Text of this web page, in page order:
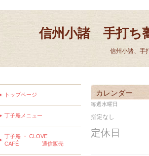
信州小諸 手打ち
信州小諸、手
カレンダー
毎週水曜日
指定なし
定休日
トップページ
丁子庵メニュー
丁子庵 ・ CLOVE
CAFÉ 通信販売